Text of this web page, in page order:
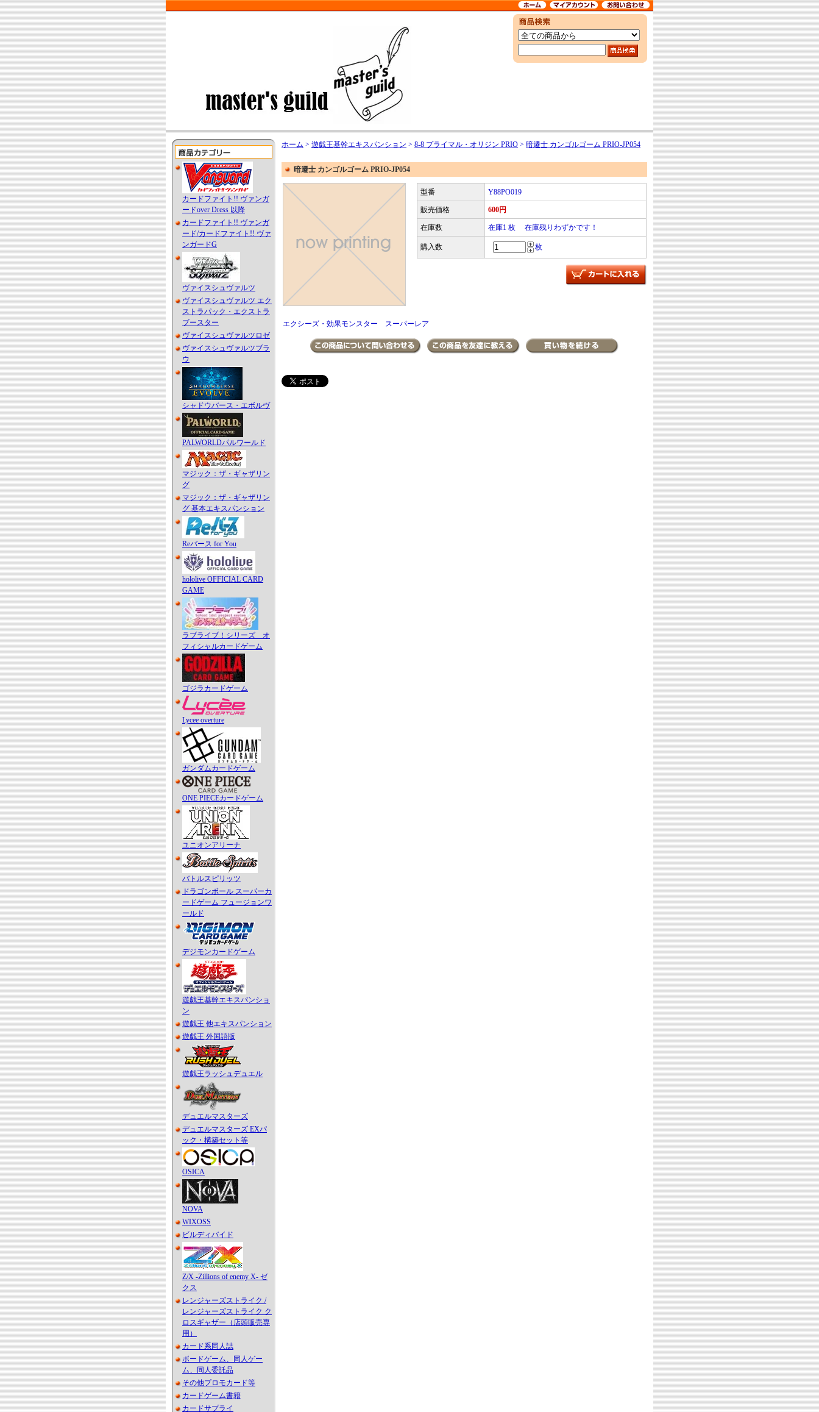
カードファイト!! ヴァンガ
ードover Dress 以降
カードファイト!! ヴァンガ
ード/カードファイト!! ヴァ
ンガードG
ヴァイスシュヴァルツ
ヴァイスシュヴァルツ エク
ストラパック・エクストラ
ブースター
ヴァイスシュヴァルツロゼ
ヴァイスシュヴァルツブラ
ウ
シャドウバース・エボルヴ
PALWORLDパルワールド
マジック：ザ・ギャザリン
グ
マジック：ザ・ギャザリン
グ 基本エキスパンション
Reバース for You
hololive OFFICIAL CARD
GAME
ラブライブ！シリーズ オ
フィシャルカードゲーム
ゴジラカードゲーム
Lycee overture
ガンダムカードゲーム
ONE PIECEカードゲーム
ユニオンアリーナ
バトルスピリッツ
ドラゴンボール スーパーカ
ードゲーム フュージョンワ
ールド
デジモンカードゲーム
遊戯王基幹エキスパンショ
ン
遊戯王 他エキスパンション
遊戯王 外国語版
遊戯王ラッシュデュエル
デュエルマスターズ
デュエルマスターズ EXパ
ック・構築セット等
OSICA
NOVA
WIXOSS
ビルディバイド
Z/X -Zillions of enemy X- ゼ
クス
レンジャーズストライク /
レンジャーズストライク ク
ロスギャザー（店頭販売専
用）
カード系同人誌
ボードゲーム、同人ゲー
ム、同人委託品
その他プロモカード等
カードゲーム書籍
カードサプライ
ホーム > 遊戯王基幹エキスパンション > 8-8 プライマル・オリジン PRIO > 暗遷士 カンゴルゴーム PRIO-JP054
暗遷士 カンゴルゴーム PRIO-JP054
型番 Y88PO019
販売価格 600円
在庫数 在庫1 枚 在庫残りわずかです！
購入数 枚
エクシーズ・効果モンスター スーパーレア